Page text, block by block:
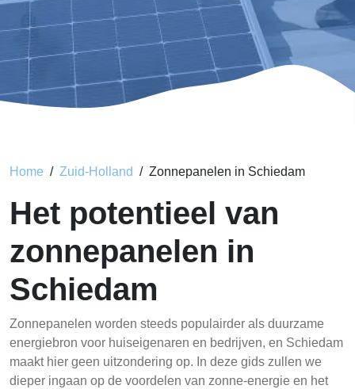
Home Zuid-Holland Zonnepanelen in Schiedam
Het potentieel van
zonnepanelen in
Schiedam
Zonnepanelen worden steeds populairder als duurzame
energiebron voor huiseigenaren en bedrijven, en Schiedam
maakt hier geen uitzondering op. In deze gids zullen we
dieper ingaan op de voordelen van zonne-energie en het